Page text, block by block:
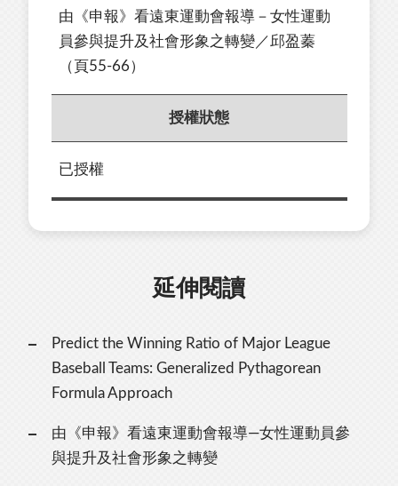
由《申報》看遠東運動會報導－女性運動
員參與提升及社會形象之轉變 ／邱盈蓁
（頁55-66）
授權狀態
已授權
延伸閱讀
Predict the Winning Ratio of Major League
Baseball Teams: Generalized Pythagorean
Formula Approach
由《申報》看遠東運動會報導—女性運動員參
與提升及社會形象之轉變